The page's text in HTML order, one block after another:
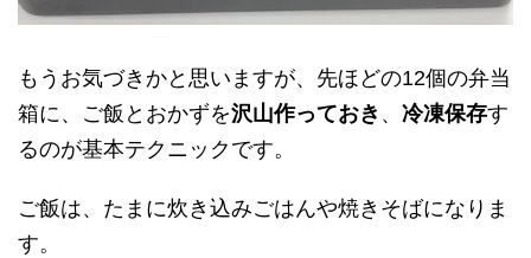
もうお気づきかと思いますが、先ほどの12個の弁当
箱に、ご飯とおかずを沢山作っておき 、 冷凍保存す
るのが基本テクニックです。
ご飯は、たまに炊き込みごはんや焼きそばになりま
す。